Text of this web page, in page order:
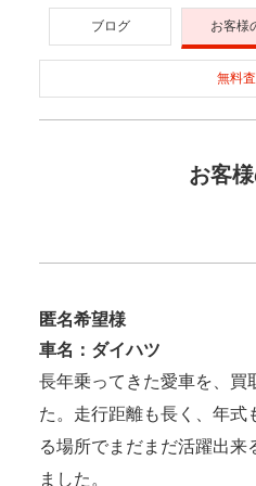
ブログ お客様
無料
お客
匿名希望様
車名：ダイハツ
長年乗ってきた愛車を、買
た。走行距離も長く、年式
る場所でまだまだ活躍出来
ました。